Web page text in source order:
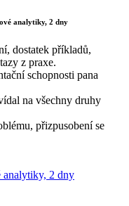
analytiky, 2 dny
dostatek příkladů,
z praxe.
schopnosti pana
na všechny druhy
přizpusobení se
analytiky, 2 dny